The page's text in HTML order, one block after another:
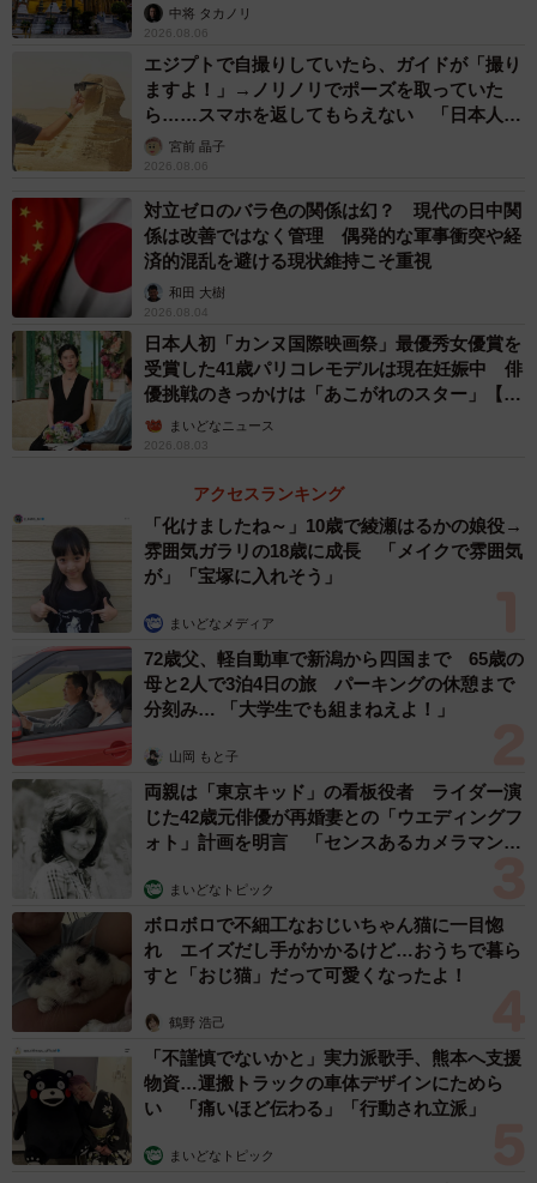
中将 タカノリ
2026.08.06
エジプトで自撮りしていたら、ガイドが「撮り
ますよ！」→ノリノリでポーズを取っていた
ら……スマホを返してもらえない 「日本人は
カモ代表かも」「私は6時間で3万円払った」
宮前 晶子
2026.08.06
対立ゼロのバラ色の関係は幻？ 現代の日中関
係は改善ではなく管理 偶発的な軍事衝突や経
済的混乱を避ける現状維持こそ重視
和田 大樹
2026.08.04
日本人初「カンヌ国際映画祭」最優秀女優賞を
受賞した41歳パリコレモデルは現在妊娠中 俳
優挑戦のきっかけは「あこがれのスター」【徹
子の部屋】
まいどなニュース
2026.08.03
アクセスランキング
「化けましたね～」10歳で綾瀬はるかの娘役→
雰囲気ガラリの18歳に成長 「メイクで雰囲気
が」「宝塚に入れそう」
まいどなメディア
72歳父、軽自動車で新潟から四国まで 65歳の
母と2人で3泊4日の旅 パーキングの休憩まで
分刻み… 「大学生でも組まねえよ！」
山岡 もと子
両親は「東京キッド」の看板役者 ライダー演
じた42歳元俳優が再婚妻との「ウエディングフ
ォト」計画を明言 「センスあるカメラマン求
まいどなトピック
ボロボロで不細工なおじいちゃん猫に一目惚
れ エイズだし手がかかるけど…おうちで暮ら
すと「おじ猫」だって可愛くなったよ！
鶴野 浩己
「不謹慎でないかと」実力派歌手、熊本へ支援
物資…運搬トラックの車体デザインにためら
い 「痛いほど伝わる」「行動され立派」
まいどなトピック